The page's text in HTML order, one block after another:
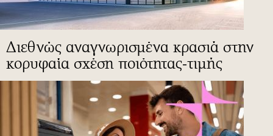
Διεθνώς αναγνωρισμένα κρασιά στην
κορυφαία σχέση ποιότητας-τιμής